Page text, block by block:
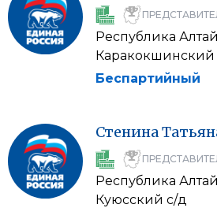
Республика
Каракокшинский
Беспартийный
Стенина
Республика
Куюсский с/д